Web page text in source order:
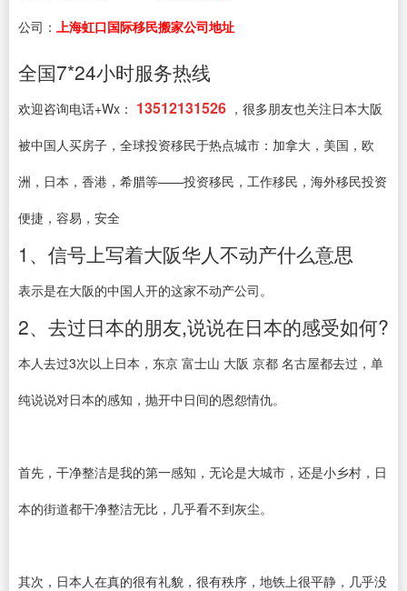
公司： 上海虹口国际移民搬家公司地址
全国7*24小时服务热线
欢迎咨询电话+Wx： 13512131526 ，很多朋友也关注日本大阪
被中国人买房子，全球投资移民于热点城市：加拿大，美国，欧
洲，日本，香港，希腊等——投资移民，工作移民，海外移民投资
便捷，容易，安全
1、信号上写着大阪华人不动产什么意思
表示是在大阪的中国人开的这家不动产公司。
2、去过日本的朋友,说说在日本的感受如何?
本人去过3次以上日本，东京 富士山 大阪 京都 名古屋都去过，单
纯说说对日本的感知，抛开中日间的恩怨情仇。
首先，干净整洁是我的第一感知，无论是大城市，还是小乡村，日
本的街道都干净整洁无比，几乎看不到灰尘。
其次，日本人在真的很有礼貌，很有秩序，地铁上很平静，几乎没